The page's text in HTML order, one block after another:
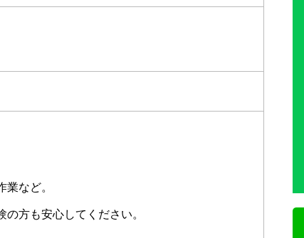
など。
方も安心してください。